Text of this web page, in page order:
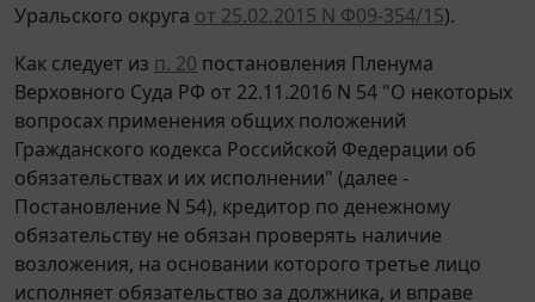
Уральского округа от 25.02.2015 N Ф09-354/15).
Как следует из п. 20 постановления Пленума
Верховного Суда РФ от 22.11.2016 N 54 "О некоторых
вопросах применения общих положений
Гражданского кодекса Российской Федерации об
обязательствах и их исполнении" (далее -
Постановление N 54), кредитор по денежному
обязательству не обязан проверять наличие
возложения, на основании которого третье лицо
исполняет обязательство за должника, и вправе